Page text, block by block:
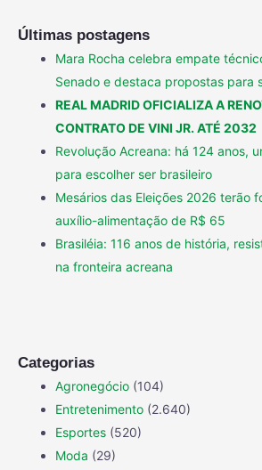
Últimas postagens
Mara Rocha celebra empate
Senado e destaca propostas para
REAL MADRID OFICIALIZA A
CONTRATO DE VINI JR. ATÉ 2032
Revolução Acreana: há 124 anos,
para escolher ser brasileiro
Mesários das Eleições 2026 terão
auxílio-alimentação de R$ 65
Brasiléia: 116 anos de história,
na fronteira acreana
Categorias
Agronegócio (104)
Entretenimento (2.640)
Esportes (520)
Moda (29)